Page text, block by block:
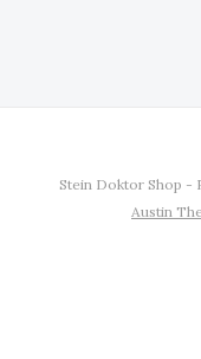
Stein Doktor Shop -
Austin